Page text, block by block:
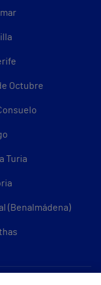
Octubre
Turia
(Benalmádena)